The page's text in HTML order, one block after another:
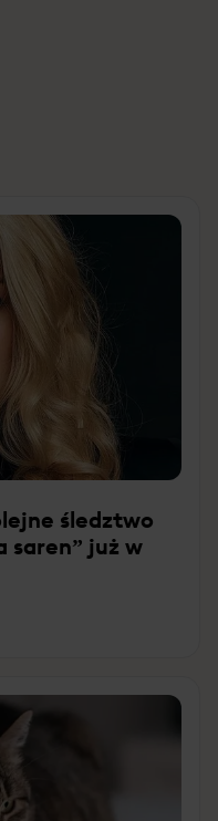
śledztwo
saren” już w